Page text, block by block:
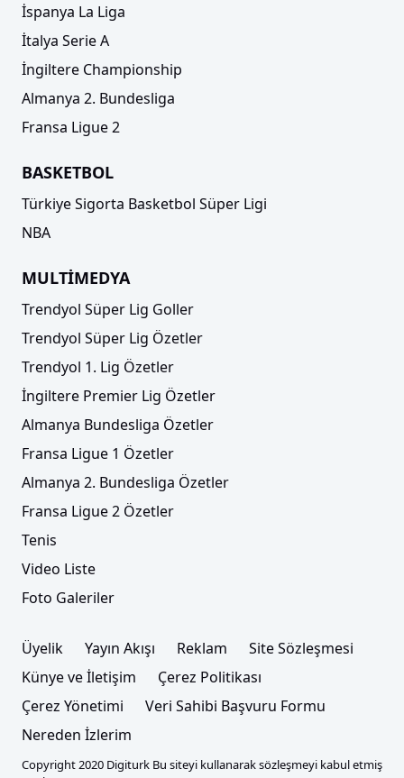
İspanya La Liga
İtalya Serie A
İngiltere Championship
Almanya 2. Bundesliga
Fransa Ligue 2
BASKETBOL
Türkiye Sigorta Basketbol Süper Ligi
NBA
MULTİMEDYA
Trendyol Süper Lig Goller
Trendyol Süper Lig Özetler
Trendyol 1. Lig Özetler
İngiltere Premier Lig Özetler
Almanya Bundesliga Özetler
Fransa Ligue 1 Özetler
Almanya 2. Bundesliga Özetler
Fransa Ligue 2 Özetler
Tenis
Video Liste
Foto Galeriler
Üyelik Yayın Akışı Reklam
Site Sözleşmesi
Künye ve İletişim
Çerez Politikası
Çerez Yönetimi
Veri Sahibi Başvuru Formu
Nereden İzlerim
Copyright 2020 Digiturk Bu siteyi kullanarak sözleşmeyi kabul etmiş